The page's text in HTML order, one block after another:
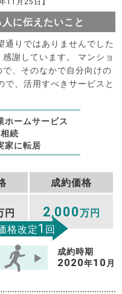
に伝えたいこと
通りではありませんでした
謝しています。 マンショ
、そのなかで自分向けの
で、活用すべきサービスと
ホームサービス
続
家に転居
成約価格
円 2,000万円
格改定1 回
成約時期
2020年10 月